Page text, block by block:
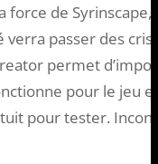
de
passer des
permet
pour le jeu
pour tester.